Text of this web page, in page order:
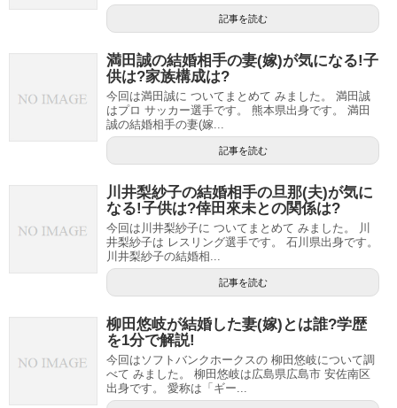
記事を読む
満田誠の結婚相手の妻(嫁)が気になる!子
供は?家族構成は?
今回は満田誠に ついてまとめて みました。 満田誠
はプロ サッカー選手です。 熊本県出身です。 満田
誠の結婚相手の妻(嫁...
記事を読む
川井梨紗子の結婚相手の旦那(夫)が気に
なる!子供は?倖田來未との関係は?
今回は川井梨紗子に ついてまとめて みました。 川
井梨紗子は レスリング選手です。 石川県出身です。
川井梨紗子の結婚相...
記事を読む
柳田悠岐が結婚した妻(嫁)とは誰?学歴
を1分で解説!
今回はソフトバンクホークスの 柳田悠岐について調
べて みました。 柳田悠岐は広島県広島市 安佐南区
出身です。 愛称は「ギー...